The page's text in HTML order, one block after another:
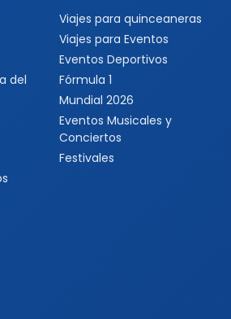
del
Viajes para quinceaneras
Viajes para Eventos
Eventos Deportivos
Fórmula 1
Mundial 2026
Eventos Musicales y
Conciertos
Festivales